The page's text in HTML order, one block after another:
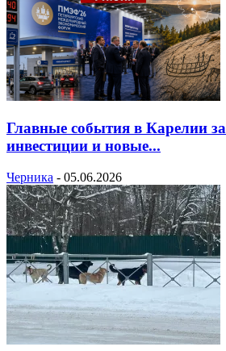
Главные события в Карелии
инвестиции и новые...
Черника - 05.06.2026